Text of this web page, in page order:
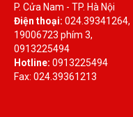
P. Cửa Nam - TP. Hà Nội
Điện thoại: 024.39341264,
19006723 phím 3,
0913225494
Hotline: 0913225494
Fax: 024.39361213